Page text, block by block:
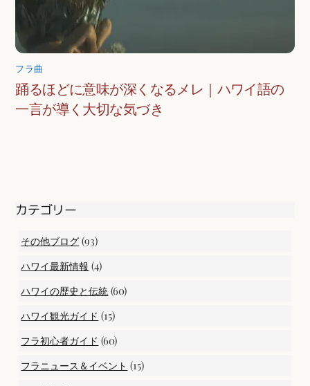
フラ曲
踊るほどに意味が深くなるメレ｜ハワイ語の
一言が導く大切な気づき
カテゴリー
その他ブログ (93)
ハワイ最新情報 (4)
ハワイの歴史と伝統 (60)
ハワイ観光ガイド (15)
フラ初心者ガイド (60)
フラニュース＆イベント (15)